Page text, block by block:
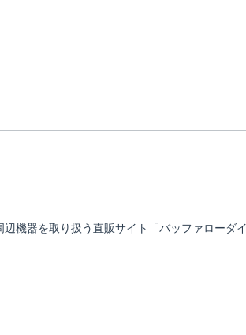
機器を取り扱う直販サイト「バッファローダ